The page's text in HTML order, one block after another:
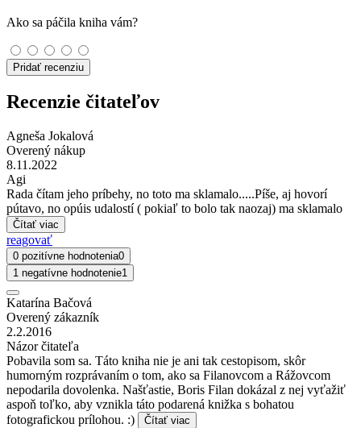
Ako sa páčila kniha vám?
Pridať recenziu
Recenzie čitateľov
Agneša Jokalová
Overený nákup
8.11.2022
Agi
Rada čítam jeho príbehy, no toto ma sklamalo.....Píše, aj hovorí
pútavo, no opúis udalostí ( pokiaľ to bolo tak naozaj) ma sklamalo
Čítať viac
reagovať
0 pozitívne hodnotenia0
1 negatívne hodnotenie1
Katarína Bačová
Overený zákazník
2.2.2016
Názor čitateľa
Pobavila som sa. Táto kniha nie je ani tak cestopisom, skôr
humorným rozprávaním o tom, ako sa Filanovcom a Rážovcom
nepodarila dovolenka. Našťastie, Boris Filan dokázal z nej vyťažiť
aspoň toľko, aby vznikla táto podarená knižka s bohatou
fotografickou prílohou. :)
Čítať viac